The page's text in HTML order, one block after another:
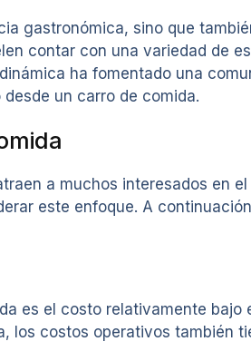
gastronómica, sino que
contar con una variedad de
ha fomentado una
un carro de comida.
a muchos interesados en
este enfoque. A
es el costo relativamente bajo
los costos operativos también